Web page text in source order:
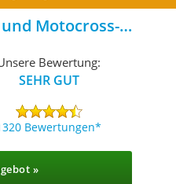
Motocross-
Bewertung:
SEHR GUT
Bewertungen
»